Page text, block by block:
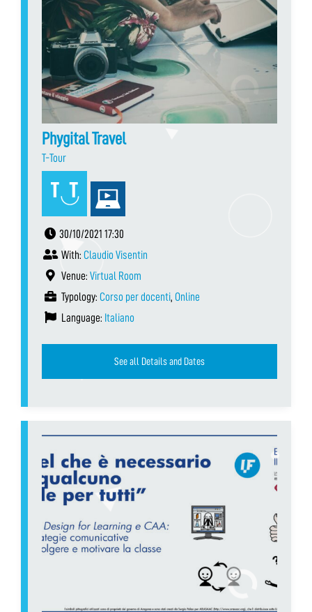
Phygital Travel
T-Tour
30/10/2021 17:30
With: Claudio Visentin
Venue: Virtual Room
Typology: Corso per docenti, Online
Language: Italiano
See all Details and Dates